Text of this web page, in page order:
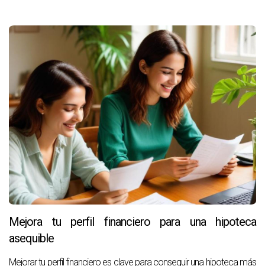
Mejora tu perfil financiero para una hipoteca
asequible
Mejorar tu perfil financiero es clave para conseguir una hipoteca más